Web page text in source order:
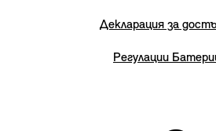
Декларация за
Регулации